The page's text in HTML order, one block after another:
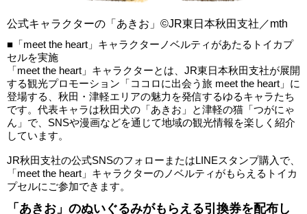
公式キャラクターの「あきお」©JR東日本秋田支社／mth
■「meet the heart」キャラクターノベルティがあたるトイカプ
セルを実施
「meet the heart」キャラクターとは、JR東日本秋田支社が展開
する観光プロモーション「ココロに出会う旅 meet the heart」に
登場する、秋田・津軽エリアの魅力を発信するゆるキャラたち
です。代表キャラは秋田犬の「あきお」と津軽の猫「つがにゃ
ん」で、SNSや漫画などを通じて地域の観光情報を楽しく紹介
しています。
JR秋田支社の公式SNSのフォローまたはLINEスタンプ購入で、
「meet the heart」キャラクターのノベルティがもらえるトイカ
プセルにご参加できます。
「あきお」のぬいぐるみがもらえる引換券を配布し